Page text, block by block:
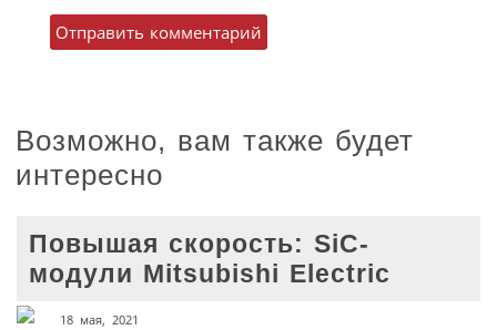
Возможно, вам также будет
интересно
Повышая скорость: SiC-
модули Mitsubishi Electric
18 мая, 2021